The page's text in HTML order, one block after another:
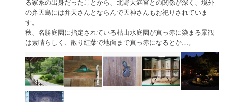
の弁天島には弁天さんとならんで天神さんもお祀りされていま
す。
秋、名勝庭園に指定されている枯山水庭園が真っ赤に染まる景観
は素晴らしく、散り紅葉で地面まで真っ赤になるとか…。